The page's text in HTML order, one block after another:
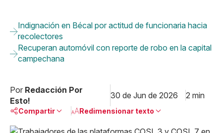
Indignación en Bécal por actitud de funcionaria hacia
recolectores
Recuperan automóvil con reporte de robo en la capital
campechana
Por Redacción Por
Esto!
30 de Jun de 2026 2 min
Compartir Redimensionar texto